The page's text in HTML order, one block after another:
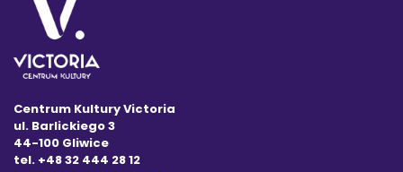
Centrum Kultury Victoria
ul. Barlickiego 3
44-100 Gliwice
tel. +48 32 444 28 12